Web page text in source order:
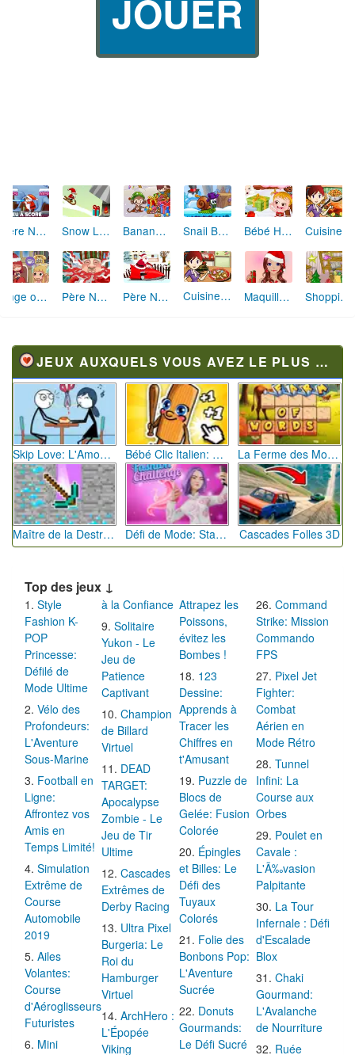
JOUER
Père Noël (Deep Freeze) Snow Line Bananas 3 Christmas Holidays Snail Bob 6 Bébé Hazel à Noël
Ange ou Démon : Différences de Noël Père Noël Coiffure tendance 2 Père Noël : Scooter des neiges Cuisine de Sara Cookies de Noël Sucre d'orge Maquillage de Noël Shopping de Noël
JEUX AUXQUELS VOUS AVEZ LE PLUS JOUÉ
Skip Love: L'Amour en Péril Bébé Clic Italien: La Folie des Petits Bambins La Ferme des Mots - Cultivez votre Vocabulaire
Maître de la Destruction: Fusion de Pioches Défi de Mode: Star du Podium Cascades Folles 3D
Top des jeux ↓
Style
Fashion K-
POP
Princesse:
Défilé de
Mode Ultime
Vélo des
Profondeurs:
L'Aventure
Sous-Marine
Football en
Ligne:
Affrontez vos
Amis en
Temps Limité!
Simulation
Extrême de
Course
Automobile
2019
Ailes
Volantes:
Course
d'Aéroglisseurs
Futuristes
Mini
à la Confiance
Solitaire
Yukon - Le
Jeu de
Patience
Captivant
Champion
de Billard
Virtuel
DEAD
TARGET:
Apocalypse
Zombie - Le
Jeu de Tir
Ultime
Cascades
Extrêmes de
Derby Racing
Ultra Pixel
Burgeria: Le
Roi du
Hamburger
Virtuel
ArchHero :
L'Épopée
Viking
Attrapez les
Poissons,
évitez les
Bombes !
123
Dessine:
Apprends à
Tracer les
Chiffres en
t'Amusant
Puzzle de
Blocs de
Gelée: Fusion
Colorée
Épingles
et Billes: Le
Défi des
Tuyaux
Colorés
Folie des
Bonbons Pop:
L'Aventure
Sucrée
Donuts
Gourmands:
Le Défi Sucré
Command
Strike: Mission
Commando
FPS
Pixel Jet
Fighter:
Combat
Aérien en
Mode Rétro
Tunnel
Infini: La
Course aux
Orbes
Poulet en
Cavale :
L'Ã‰vasion
Palpitante
La Tour
Infernale : Défi
d'Escalade
Blox
Chaki
Gourmand:
L'Avalanche
de Nourriture
Ruée